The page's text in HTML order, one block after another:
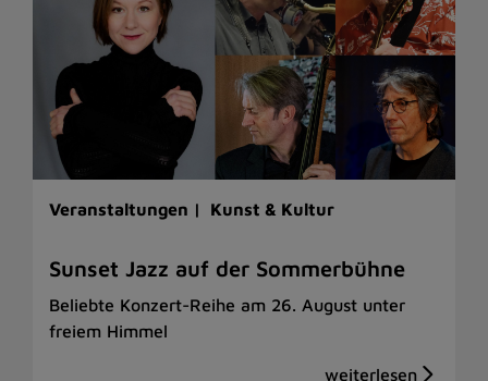
Veranstaltungen | Kunst & Kultur
Sunset Jazz auf der Sommerbühne
Beliebte Konzert-Reihe am 26. August unter
freiem Himmel